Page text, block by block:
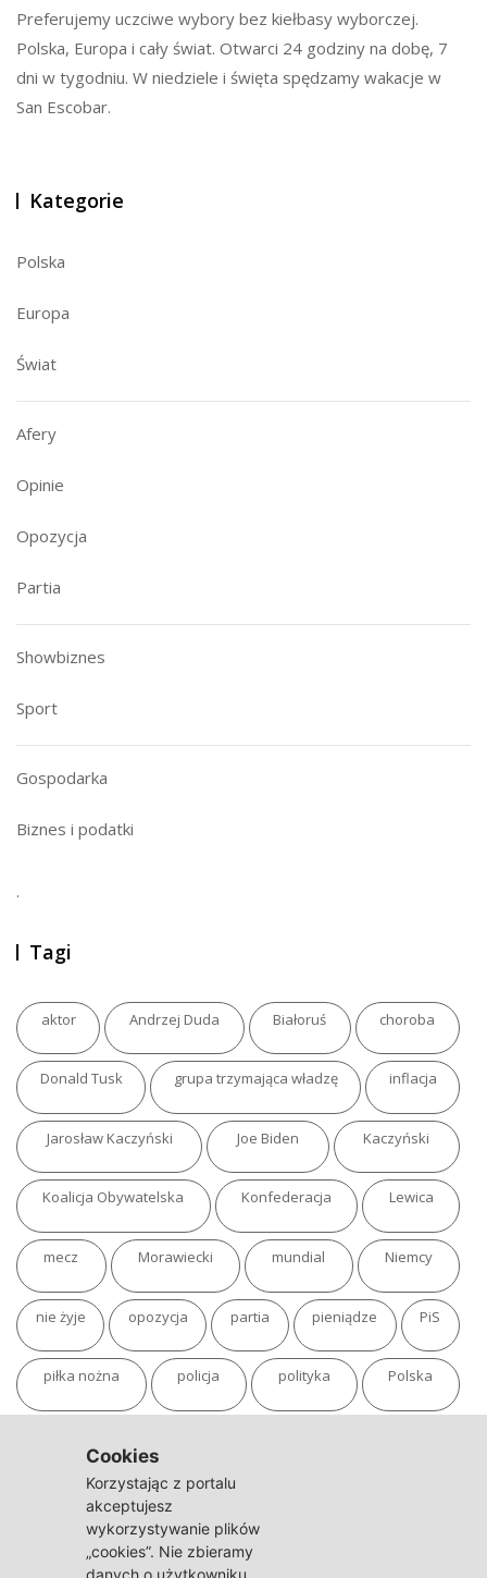
Preferujemy uczciwe wybory bez kiełbasy wyborczej.
Polska, Europa i cały świat. Otwarci 24 godziny na dobę, 7
dni w tygodniu. W niedziele i święta spędzamy wakacje w
San Escobar.
Kategorie
Polska
Europa
Świat
Afery
Opinie
Opozycja
Partia
Showbiznes
Sport
Gospodarka
Biznes i podatki
.
Tagi
aktor Andrzej Duda Białoruś choroba
Donald Tusk grupa trzymająca władzę inflacja
Jarosław Kaczyński Joe Biden Kaczyński
Koalicja Obywatelska Konfederacja Lewica
mecz Morawiecki mundial Niemcy
nie żyje opozycja partia pieniądze PiS
piłka nożna policja polityka Polska
sąd TVN
Warszawa wojna
Cookies
Korzystając z portalu
akceptujesz
wykorzystywanie plików
„cookies”. Nie zbieramy
danych o użytkowniku.